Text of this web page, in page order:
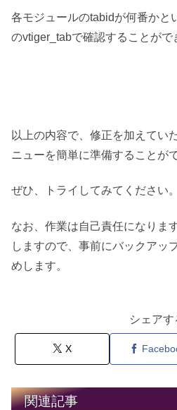
各モジュールのtabidが何番かと
のvtiger_tabで確認することがで
以上の内容で、修正を加えてい
ニューを簡単に準備することが
ぜひ、トライしてみてください。
なお、作業は自己責任になりま
しますので、事前にバックアッ
めします。
シェアす
X
関連記事